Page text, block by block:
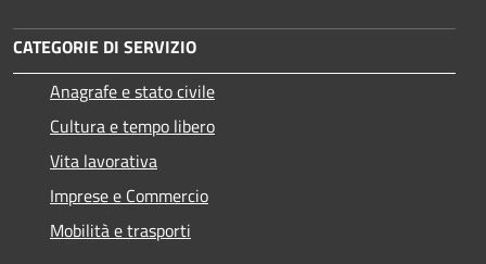
CATEGORIE DI SERVIZIO
Anagrafe e stato civile
Cultura e tempo libero
Vita lavorativa
Imprese e Commercio
Mobilità e trasporti